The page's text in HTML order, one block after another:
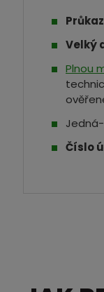
Velký
Plnou
Číslo